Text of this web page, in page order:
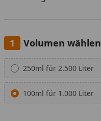
Volumen wählen
Alle anzeigen (2)
250ml für 2.500 Liter
100ml für 1.000 Liter